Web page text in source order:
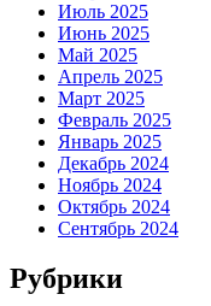
Июль 2025
Июнь 2025
Май 2025
Апрель 2025
Март 2025
Февраль 2025
Январь 2025
Декабрь 2024
Ноябрь 2024
Октябрь 2024
Сентябрь 2024
Рубрики